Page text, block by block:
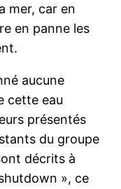
mer, car en
en panne les
aucune
cette eau
présentés
du groupe
décrits à
», ce